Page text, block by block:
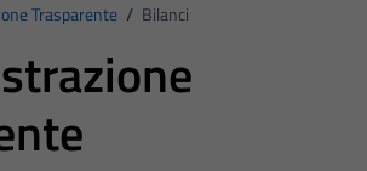
Trasparente / Bilanci